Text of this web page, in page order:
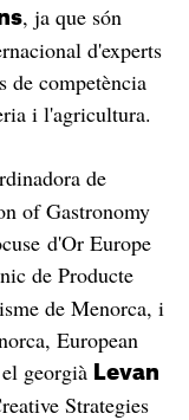
, ja que són
d'experts
de competència
i l'agricultura.
de
of Gastronomy
d'Or Europe
de Producte
de Menorca, i
European
georgià Levan
Strategies